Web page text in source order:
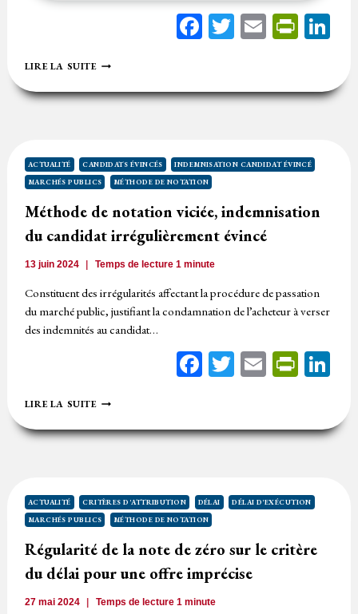
Facebook
Twitter
Email
LIRE LA SUITEANNULATION
MARCHÉ
POUR
MÉTHODE
DE
NOTATION
ACTUALITÉ CANDIDATS ÉVINCÉS
INDEMNISATION CANDIDAT ÉVINCÉ
MARCHÉS PUBLICS
MÉTHODE DE NOTATION
Méthode de notation viciée, indemnisation
du candidat irrégulièrement évincé
13 juin 2024 Temps de lecture1 minute
Constituent des irrégularités affectant la procédure de passation
du marché public, justifiant la condamnation de l’acheteur à verser
des indemnités au candidat…
Facebook
Twitter
Email
LIRE LA SUITEMÉTHODE
NOTATION
VICIÉE,
IRRÉGULIÈREMENT
ÉVINCÉ
ACTUALITÉ CRITÈRES D'ATTRIBUTION DÉLAI
DÉLAI D'EXÉCUTION
MARCHÉS PUBLICS
MÉTHODE DE NOTATION
Régularité de la note de zéro sur le critère
du délai pour une offre imprécise
27 mai 2024 Temps de lecture1 minute